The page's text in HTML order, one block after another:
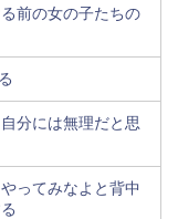
前の女の子たちの
分には無理だと思
ってみなよと背中